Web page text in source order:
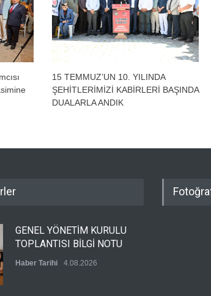
15 TEMMUZ’UN 10. YILINDA
ŞEHİTLERİMİZİ KABİRLERİ BAŞINDA
DUALARLA ANDIK
GENEL YÖNETİM KURULU
TOPLANTISI BİLGİ NOTU
Haber Tarihi 4.08.2026